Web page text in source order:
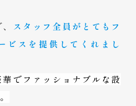
スタッフ全員がとてもフ
ビスを提供してくれまし
華でファッショナブルな設